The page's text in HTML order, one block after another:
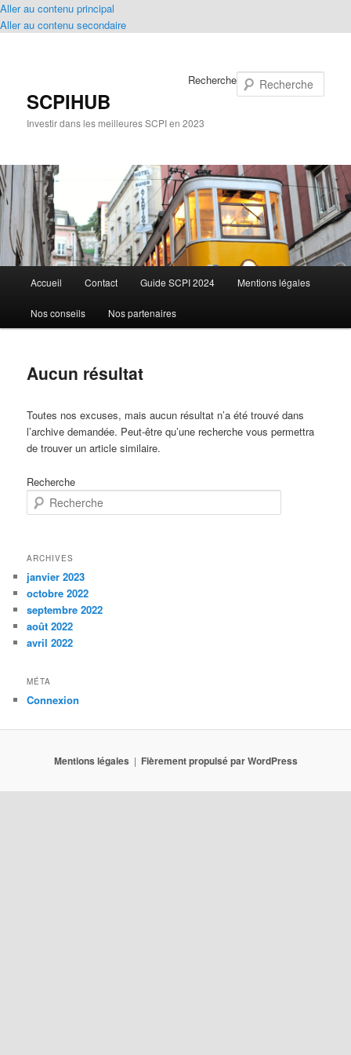
Aller au contenu principal
Aller au contenu secondaire
SCPIHUB
Investir dans les meilleures SCPI en 2023
Recherche
principal
Accueil Contact Guide SCPI 2024 Mentions légales
Nos conseils Nos partenaires
Aucun résultat
Toutes nos excuses, mais aucun résultat n’a été trouvé dans
l’archive demandée. Peut-être qu’une recherche vous permettra
de trouver un article similaire.
Recherche
ARCHIVES
janvier 2023
octobre 2022
septembre 2022
août 2022
avril 2022
MÉTA
Connexion
Mentions légales Fièrement propulsé par WordPress